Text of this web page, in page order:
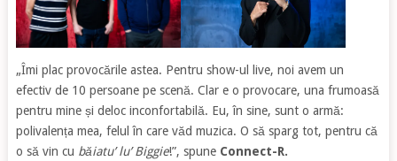
„Îmi plac provocările astea. Pentru show-ul live, noi avem un
efectiv de 10 persoane pe scenă. Clar e o provocare, una frumoasă
pentru mine și deloc inconfortabilă. Eu, în sine, sunt o armă:
polivalența mea, felul în care văd muzica. O să sparg tot, pentru că
o să vin cu băiatu’ lu’ Biggie!”, spune Connect-R.